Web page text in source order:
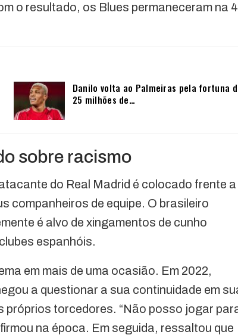
o resultado, os Blues permaneceram na
Danilo volta ao Palmeiras pela fortuna
25 milhões de…
sobre racismo
do Real Madrid é colocado frente a
companheiros de equipe. O brasileiro
é alvo de xingamentos de cunho
espanhóis.
em mais de uma ocasião. Em 2022,
a questionar a sua continuidade em
torcedores. “Não posso jogar
na época. Em seguida, ressaltou que